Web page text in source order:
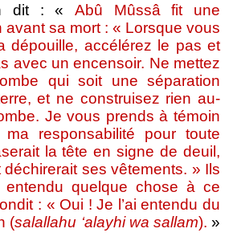
dit : « Abû Mûssâ fit une
avant sa mort : « Lorsque vous
dépouille, accélérez le pas et
avec un encensoir. Ne mettez
qui soit une séparation
et ne construisez rien au-
Je vous prends à témoin
responsabilité pour toute
la tête en signe de deuil,
ses vêtements. » Ils
quelque chose à ce
: « Oui ! Je l’ai entendu du
(salallahu ‘alayhi wa sallam). »